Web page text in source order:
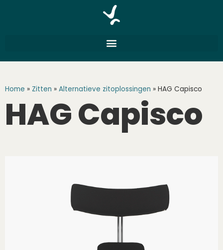
Home » Zitten » Alternatieve zitoplossingen » HAG Capisco
HAG Capisco